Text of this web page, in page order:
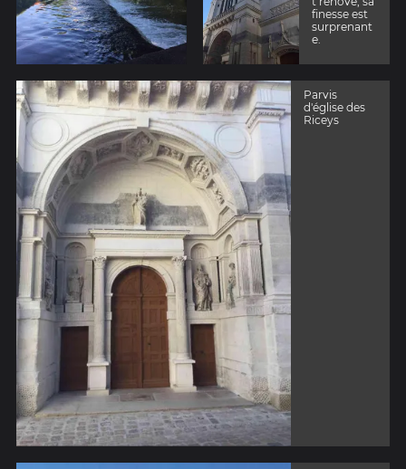
finesse est
surprenant
e.
Parvis
d'église des
Riceys